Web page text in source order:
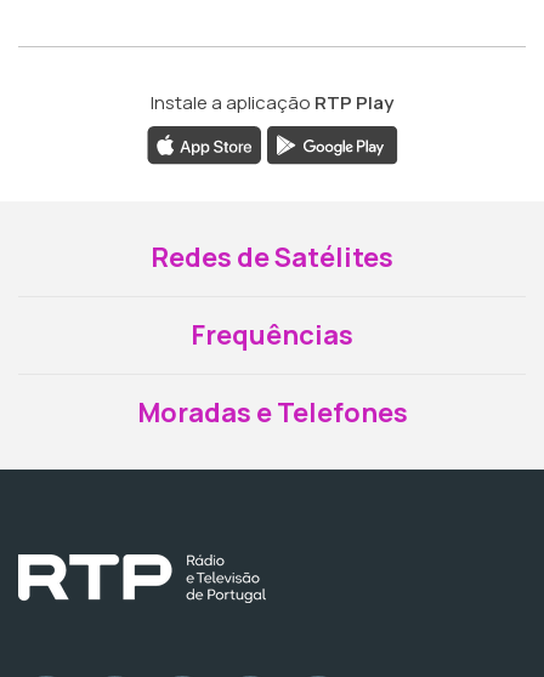
Instale a aplicação RTP Play
Redes de Satélites
Frequências
Moradas e Telefones